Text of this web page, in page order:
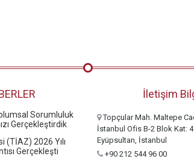
Sorumluluk
Gerçekleştirdik
(TİAZ) 2026 Yılı
Gerçekleşti
İletişim
Topçular Mah. Maltepe
İstanbul Ofis B-2 Blok Kat:
Eyüpsultan, İstanbul
+90 212 544 96 00